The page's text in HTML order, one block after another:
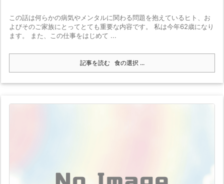
この話は何らかの病気やメンタルに関わる問題を抱えているヒト、お
よびそのご家族にとってとても重要な内容です。 私は今年62歳になり
ます。 また、この仕事をはじめて ...
記事を読む 食の選択 ...